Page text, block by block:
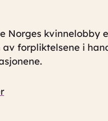
Norges kvinnelobby
forpliktelsene i